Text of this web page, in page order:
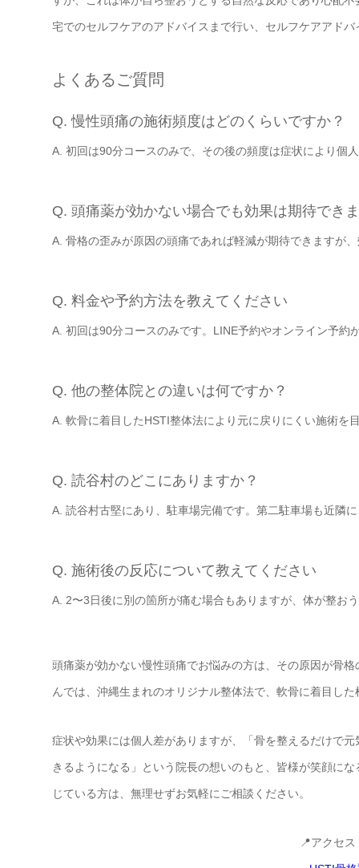
宅でのセルフケアのアドバイスまで行い、セルフケアアド
よくあるご質問
Q. 慢性頭痛の施術頻度はどのくらいですか？
A. 初回は90分コースのみで、その後の頻度は症状により個
Q. 頭痛薬が効かない場合でも効果は期待でき
A. 骨格の歪みが原因の頭痛であれば軽減が期待できますが
Q. 料金や予約方法を教えてください
A. 初回は90分コースのみです。LINE予約やオンライン予約
Q. 他の整体院との違いは何ですか？
A. 軟骨に着目したHSTI整体法により元に戻りにくい施術を
Q. 読谷村のどこにありますか？
A. 読谷村古堅にあり、駐車場完備です。第二駐車場も近隣
Q. 施術後の反応について教えてください
A. 2〜3日後に別の箇所が痛む場合もありますが、体が整お
頭痛薬が効かない慢性頭痛でお悩みの方は、その原因が骨
んでは、沖縄生まれのオリジナル整体法で、軟骨に着目し
症状や効果には個人差がありますが、「骨を整えるだけで
きるようになる」という院長の想いのもと、皆様が笑顔に
じている方は、無理せずお気軽にご相談ください。
📍アクセ